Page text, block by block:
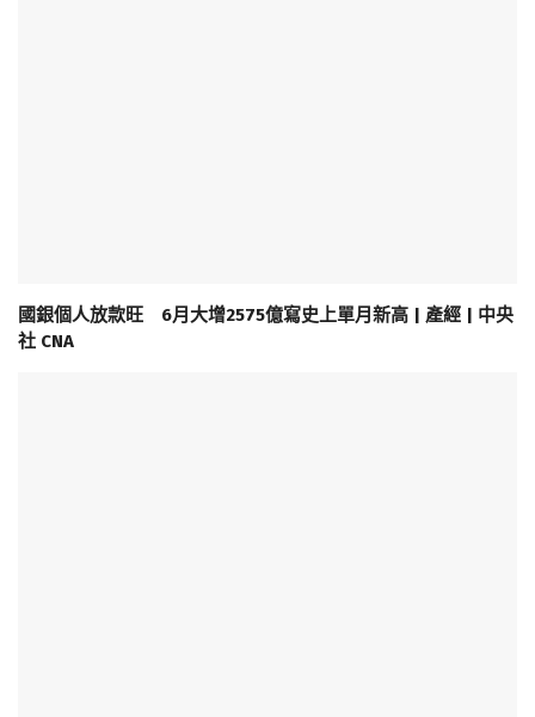
國銀個人放款旺 6月大增2575億寫史上單月新高 | 產經 | 中央
社 CNA